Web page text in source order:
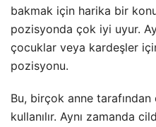
bakmak için harika bir
pozisyonda çok iyi uyur.
çocuklar veya kardeşler
pozisyonu.
Bu, birçok anne
kullanılır. Aynı zamanda